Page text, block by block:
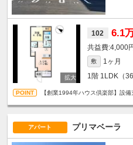
102 6.1
4,000
敷 1ヶ月
1階 1LDK（
【創業1994年ハウス倶楽部】設
アパート プリマベーラ